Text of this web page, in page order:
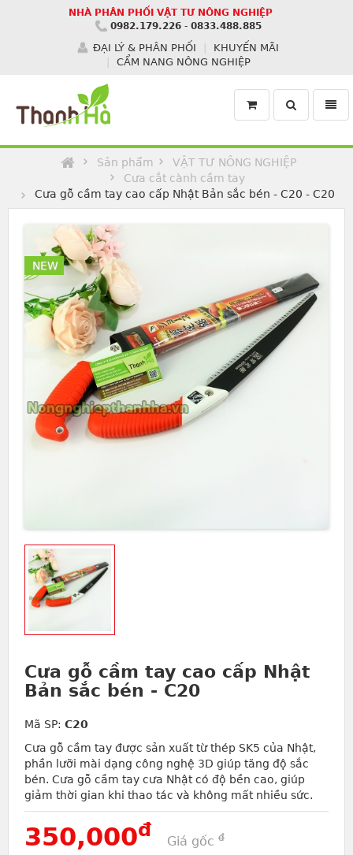
NHÀ PHÂN PHỐI VẬT TƯ NÔNG NGHIỆP
0982.179.226 - 0833.488.885
ĐẠI LÝ & PHÂN PHỐI
KHUYẾN MÃI
CẨM NANG NÔNG NGHIỆP
Toggle
search
Sản phẩm
VẬT TƯ NÔNG NGHIỆP
Cưa cắt cành cầm tay
Cưa gỗ cầm tay cao cấp Nhật Bản sắc bén - C20 - C20
NEW
Cưa gỗ cầm tay cao cấp Nhật
Bản sắc bén - C20
Mã SP: C20
Cưa gỗ cầm tay được sản xuất từ thép SK5 của Nhật,
phần lưỡi mài dạng công nghệ 3D giúp tăng độ sắc
bén. Cưa gỗ cầm tay cưa Nhật có độ bền cao, giúp
giảm thời gian khi thao tác và không mất nhiều sức.
350,000đ
Giá gốc đ